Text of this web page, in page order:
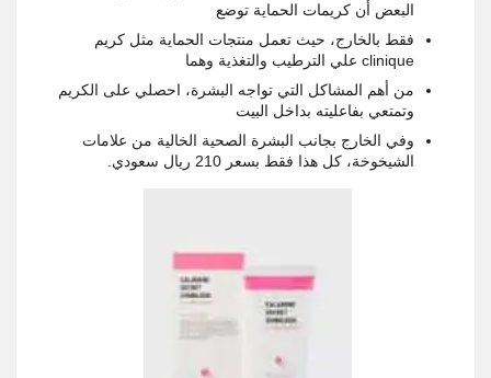
البعض أن كريمات الحماية توضع
فقط بالخارج، حيث تعمل منتجات الحماية مثل كريم
clinique علي الترطيب والتغذية وهما
من أهم المشاكل التي تواجه البشرة، احصلي على الكريم
وتمتعي بفاعليته بداخل البيت
وفي الخارج بجانب البشرة الصحية الخالية من علامات
الشيخوخة، كل هذا فقط بسعر 210 ريال سعودي
.